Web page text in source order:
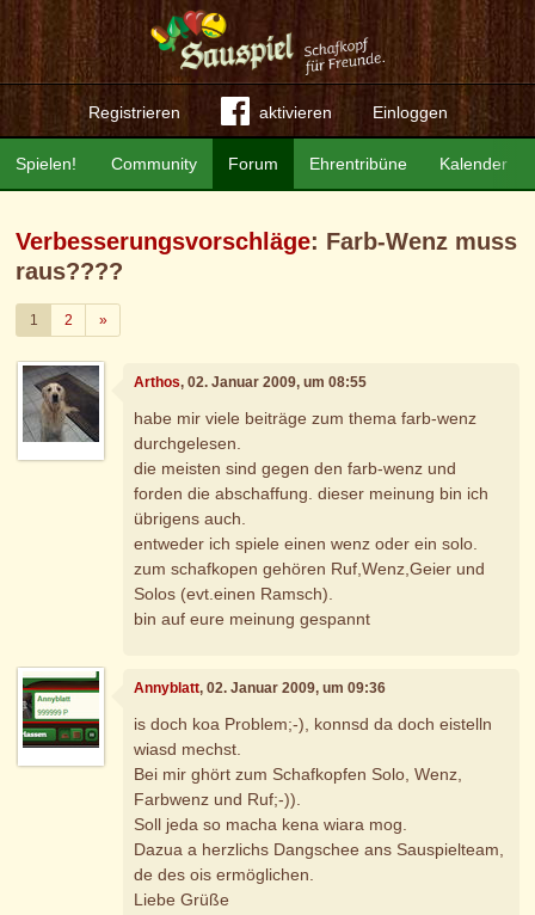
Registrieren aktivieren Einloggen
Community Forum Ehrentribüne Kalender
Spielen!
Verbesserungsvorschläge: Farb-Wenz muss
raus????
1 2 »Weiter
Arthos, 02. Januar 2009, um 08:55
habe mir viele beiträge zum thema farb-wenz
durchgelesen.
die meisten sind gegen den farb-wenz und
forden die abschaffung. dieser meinung bin ich
übrigens auch.
entweder ich spiele einen wenz oder ein solo.
zum schafkopen gehören Ruf,Wenz,Geier und
Solos (evt.einen Ramsch).
bin auf eure meinung gespannt
Annyblatt, 02. Januar 2009, um 09:36
is doch koa Problem;-), konnsd da doch eistelln
wiasd mechst.
Bei mir ghört zum Schafkopfen Solo, Wenz,
Farbwenz und Ruf;-)).
Soll jeda so macha kena wiara mog.
Dazua a herzlichs Dangschee ans Sauspielteam,
de des ois ermöglichen.
Liebe Grüße